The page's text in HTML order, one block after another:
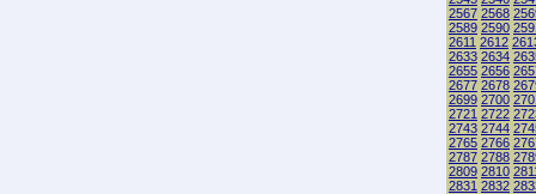
2567 2568
2589 2590
2611 2612
2633 2634
2655 2656
2677 2678
2699 2700
2721 2722
2743 2744
2765 2766
2787 2788
2809 2810
2831 2832